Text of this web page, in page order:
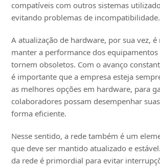
compatíveis com outros sistemas
evitando problemas de incompatibilidade.
A atualização de hardware, por sua vez, é
manter a performance dos equipamentos
tornem obsoletos. Com o avanço
é importante que a empresa esteja
as melhores opções em hardware, para
colaboradores possam desempenhar
forma eficiente.
Nesse sentido, a rede também é um
que deve ser mantido atualizado e
da rede é primordial para evitar